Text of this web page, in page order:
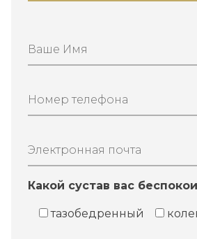
Ваше Имя
Номер телефона
Электронная почта
Какой сустав вас
тазобедренный